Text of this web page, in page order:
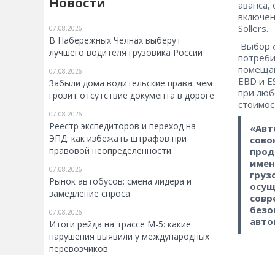
07.08.2026
В Набережных Челнах выберут
лучшего водителя грузовика России
07.08.2026
Забыли дома водительские права: чем
грозит отсутствие документа в дороге
07.08.2026
Реестр экспедиторов и переход на
ЭПД: как избежать штрафов при
правовой неопределенности
07.08.2026
Рынок автобусов: смена лидера и
замедление спроса
07.08.2026
Итоги рейда на трассе М-5: какие
нарушения выявили у международных
перевозчиков
аванса,
Sollers.
Выбор
EBD и
при